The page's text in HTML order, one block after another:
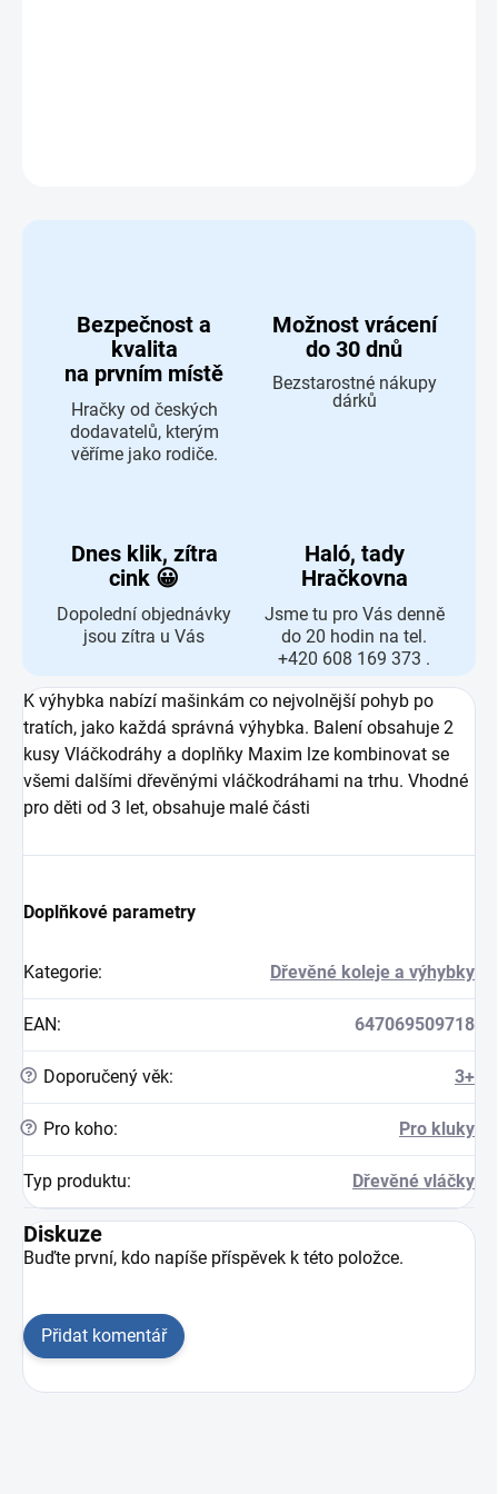
Bezpečnost a
kvalita
na prvním místě
Hračky od českých
dodavatelů, kterým
věříme jako rodiče.
Možnost vrácení
do 30 dnů
Bezstarostné nákupy
dárků
Dnes klik, zítra
cink 😀
Dopolední objednávky
jsou zítra u Vás
Haló, tady
Hračkovna
Jsme tu pro Vás denně
do 20 hodin na tel.
+420 608 169 373 .
K výhybka nabízí mašinkám co nejvolnější pohyb po
tratích, jako každá správná výhybka. Balení obsahuje 2
kusy Vláčkodráhy a doplňky Maxim lze kombinovat se
všemi dalšími dřevěnými vláčkodráhami na trhu. Vhodné
pro děti od 3 let, obsahuje malé části
Doplňkové parametry
Kategorie: Dřevěné koleje a výhybky
EAN: 647069509718
? Doporučený věk: 3+
? Pro koho: Pro kluky
Typ produktu: Dřevěné vláčky
Diskuze
Buďte první, kdo napíše příspěvek k této položce.
Přidat komentář